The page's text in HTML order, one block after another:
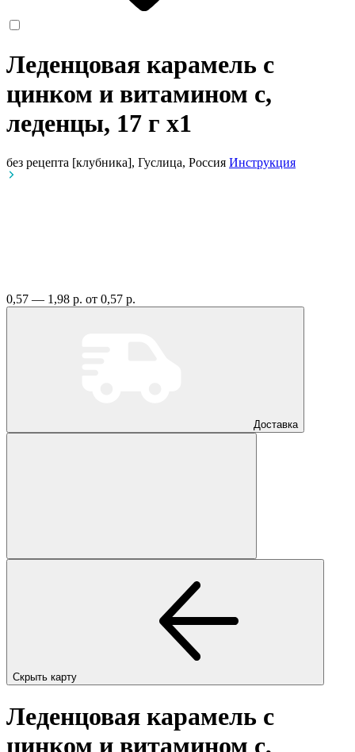
Леденцовая карамель с
цинком и витамином с,
леденцы, 17 г x1
без рецепта [клубника], Гуслица, Россия Инструкция
0,57 — 1,98 р. от 0,57 р.
Доставка
Скрыть карту
Леденцовая карамель с
цинком и витамином с,